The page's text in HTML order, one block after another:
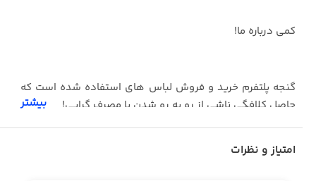
کمی درباره ما!
گنجه پلتفرم خرید و فروش لباس های استفاده شده است که
حاصل کلافگی ناشی از رو به رو شدن با مصرف گرایی!
داستان از جایی شروع شد که یکی از ما با یک دغدغه جدید
شخصی مواجه شد.
بیشتر
امتیاز و نظرات